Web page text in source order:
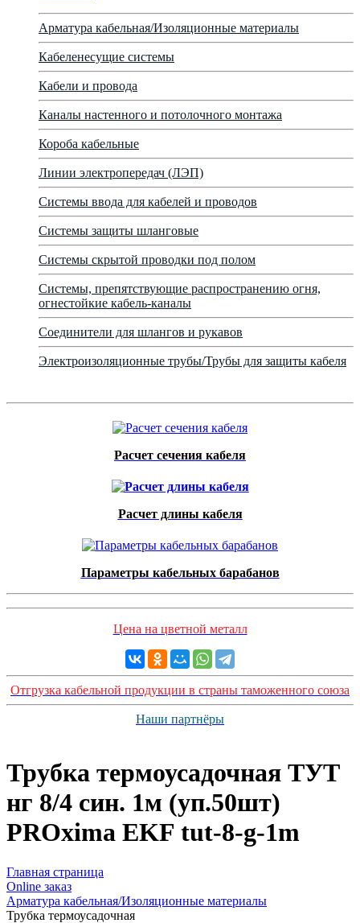
Арматура кабельная/Изоляционные материалы
Кабеленесущие системы
Кабели и провода
Каналы настенного и потолочного монтажа
Короба кабельные
Линии электропередач (ЛЭП)
Системы ввода для кабелей и проводов
Системы защиты шланговые
Системы скрытой проводки под полом
Системы, препятствующие распространению огня,
огнестойкие кабель-каналы
Соединители для шлангов и рукавов
Электроизоляционные трубы/Трубы для защиты кабеля
Расчет сечения кабеля
Расчет длины кабеля
Параметры кабельных барабанов
Цена на цветной металл
Отгрузка кабельной продукции в страны таможенного союза
Наши партнёры
Трубка термоусадочная ТУТ
нг 8/4 син. 1м (уп.50шт)
PROxima EKF tut-8-g-1m
Главная страница
Оnline заказ
Арматура кабельная/Изоляционные материалы
Трубка термоусадочная